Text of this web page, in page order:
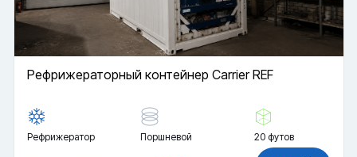
Рефрижераторный контейнер Carrier REF
Рефрижератор Поршневой 20 футов